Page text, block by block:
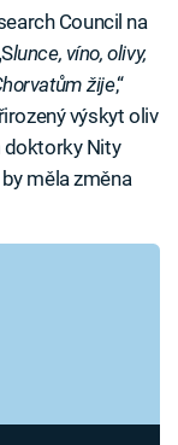
Council na
lunce, víno, olivy,
žije,“
výskyt oliv
doktorky Nity
měla změna